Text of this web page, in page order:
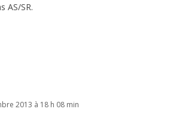
AS/SR.
2013 à 18 h 08 min